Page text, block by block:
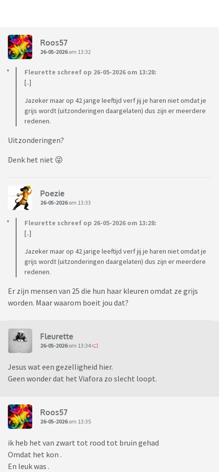
Roos57
26-05-2026om 13:32
Fleurette schreef op 26-05-2026 om 13:28:
[..]
Jazeker maar op 42 jarige leeftijd verf jij je haren niet omdat je
grijs wordt (uitzonderingen daargelaten) dus zijn er meerdere
redenen.
Uitzonderingen?
Denk het niet 😜
Poezie
26-05-2026om 13:33
Fleurette schreef op 26-05-2026 om 13:28:
[..]
Jazeker maar op 42 jarige leeftijd verf jij je haren niet omdat je
grijs wordt (uitzonderingen daargelaten) dus zijn er meerdere
redenen.
Er zijn mensen van 25 die hun haar kleuren omdat ze grijs
worden. Maar waarom boeit jou dat?
Fleurette
26-05-2026om 13:34
Jesus wat een gezelligheid hier.
Geen wonder dat het Viafora zo slecht loopt.
Roos57
26-05-2026om 13:35
ik heb het van zwart tot rood tot bruin gehad
Omdat het kon .
En leuk was .